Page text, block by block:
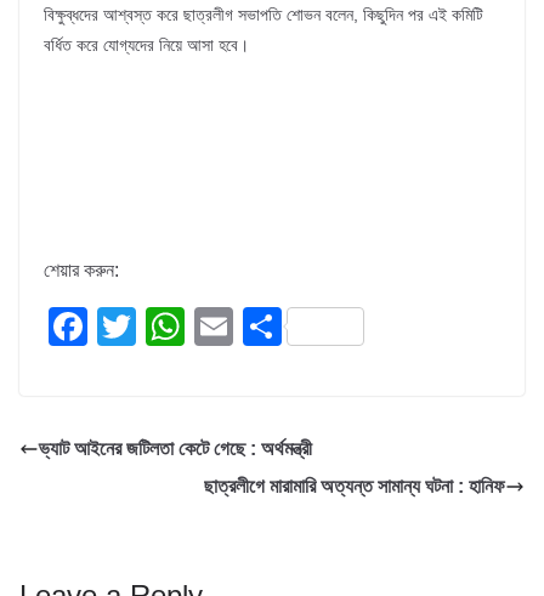
বিক্ষুব্ধদের আশ্বস্ত করে ছাত্রলীগ সভাপতি শোভন বলেন, কিছুদিন পর এই কমিটি
বর্ধিত করে যোগ্যদের নিয়ে আসা হবে।
শেয়ার করুন:
F
e
T
er
W
s
A
E S
e
ভ্যাট আইনের জটিলতা কেটে গেছে : অর্থমন্ত্রী
ছাত্রলীগে মারামারি অত্যন্ত সামান্য ঘটনা : হানিফ